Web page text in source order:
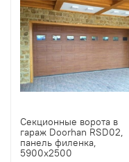
Секционные ворота в
гараж Doorhan RSD02,
панель филенка,
5900х2500